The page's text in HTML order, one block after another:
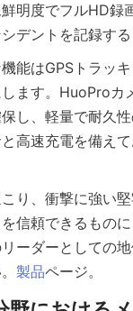
明度でフルHD録
デントを記録する
能はGPSトラッ
ます。HuoProカ
し、軽量で耐久
高速充電を備え
り、衝撃に強い
信頼できるもの
ーダーとしての
製品